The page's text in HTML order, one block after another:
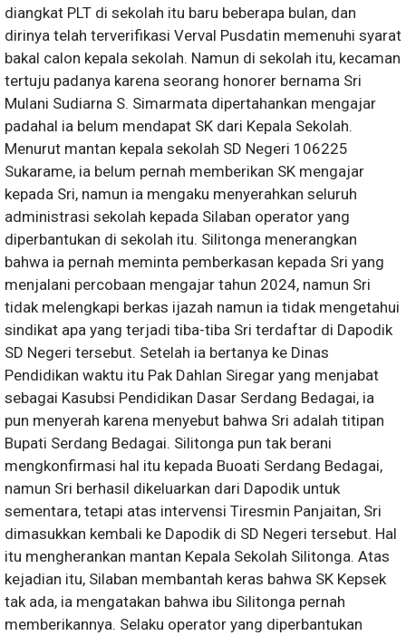
diangkat PLT di sekolah itu baru beberapa bulan, dan
dirinya telah terverifikasi Verval Pusdatin memenuhi syarat
bakal calon kepala sekolah. Namun di sekolah itu, kecaman
tertuju padanya karena seorang honorer bernama Sri
Mulani Sudiarna S. Simarmata dipertahankan mengajar
padahal ia belum mendapat SK dari Kepala Sekolah.
Menurut mantan kepala sekolah SD Negeri 106225
Sukarame, ia belum pernah memberikan SK mengajar
kepada Sri, namun ia mengaku menyerahkan seluruh
administrasi sekolah kepada Silaban operator yang
diperbantukan di sekolah itu. Silitonga menerangkan
bahwa ia pernah meminta pemberkasan kepada Sri yang
menjalani percobaan mengajar tahun 2024, namun Sri
tidak melengkapi berkas ijazah namun ia tidak mengetahui
sindikat apa yang terjadi tiba-tiba Sri terdaftar di Dapodik
SD Negeri tersebut. Setelah ia bertanya ke Dinas
Pendidikan waktu itu Pak Dahlan Siregar yang menjabat
sebagai Kasubsi Pendidikan Dasar Serdang Bedagai, ia
pun menyerah karena menyebut bahwa Sri adalah titipan
Bupati Serdang Bedagai. Silitonga pun tak berani
mengkonfirmasi hal itu kepada Buoati Serdang Bedagai,
namun Sri berhasil dikeluarkan dari Dapodik untuk
sementara, tetapi atas intervensi Tiresmin Panjaitan, Sri
dimasukkan kembali ke Dapodik di SD Negeri tersebut. Hal
itu mengherankan mantan Kepala Sekolah Silitonga. Atas
kejadian itu, Silaban membantah keras bahwa SK Kepsek
tak ada, ia mengatakan bahwa ibu Silitonga pernah
memberikannya. Selaku operator yang diperbantukan